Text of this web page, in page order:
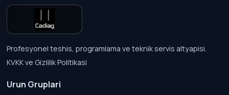
Profesyonel teshis, programlama ve teknik servis altyapisi.
KVKK ve Gizlilik Politikasi
Urun Gruplari